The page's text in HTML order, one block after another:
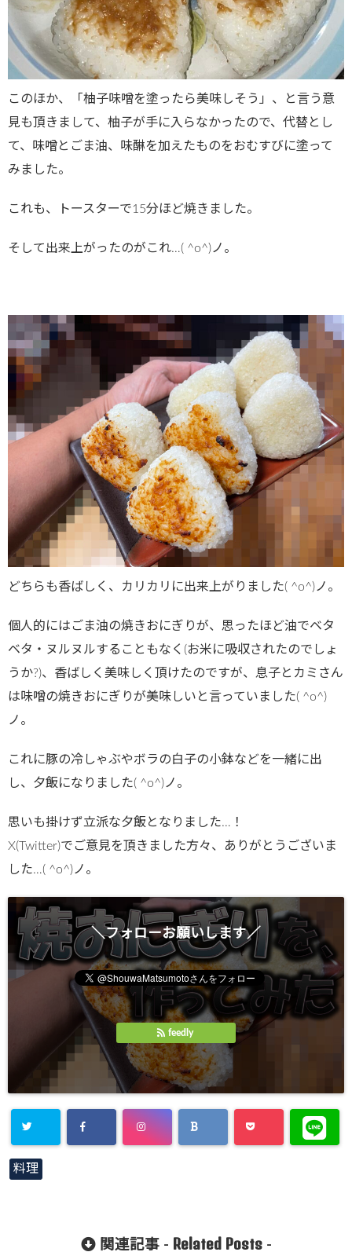
このほか、「柚子味噌を塗ったら美味しそう」、と言う意
見も頂きまして、柚子が手に入らなかったので、代替とし
て、味噌とごま油、味醂を加えたものをおむすびに塗って
みました。
これも、トースターで15分ほど焼きました。
そして出来上がったのがこれ…( ^o^)ノ。
どちらも香ばしく、カリカリに出来上がりました( ^o^)ノ。
個人的にはごま油の焼きおにぎりが、思ったほど油でベタ
ベタ・ヌルヌルすることもなく(お米に吸収されたのでしょ
うか?)、香ばしく美味しく頂けたのですが、息子とカミさん
は味噌の焼きおにぎりが美味しいと言っていました( ^o^)
ノ。
これに豚の冷しゃぶやボラの白子の小鉢などを一緒に出
し、夕飯になりました( ^o^)ノ。
思いも掛けず立派な夕飯となりました…！
X(Twitter)でご意見を頂きました方々、ありがとうございま
した…( ^o^)ノ。
＼フォローお願いします／
feedly
料理
関連記事 - Related Posts-